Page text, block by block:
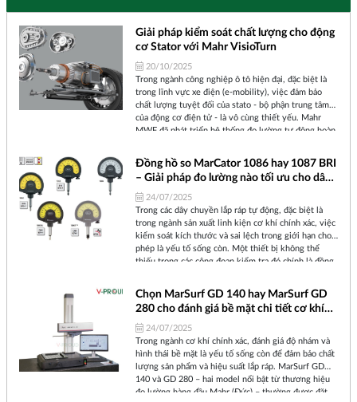
Giải pháp kiểm soát chất lượng cho động
cơ Stator với Mahr VisioTurn
20/10/2025
Trong ngành công nghiệp ô tô hiện đại, đặc biệt là
trong lĩnh vực xe điện (e-mobility), việc đảm bảo
chất lượng tuyệt đối của stato - bộ phận trung tâm
của động cơ điện tử - là vô cùng thiết yếu. Mahr
MWF đã phát triển hệ thống đo lường tự động hoàn
testing) các stato, đảm bảo sự ổn định và độ tin cậy
trong quá trình sản xuất hàng loạt.
Đồng hồ so MarCator 1086 hay 1087 BRI
– Giải pháp đo lường nào tối ưu cho dây
chuyền lắp ráp tự động?
24/07/2025
Trong các dây chuyền lắp ráp tự động, đặc biệt là
trong ngành sản xuất linh kiện cơ khí chính xác, việc
kiểm soát kích thước và sai lệch trong giới hạn cho
phép là yếu tố sống còn. Một thiết bị không thể
thiếu trong các công đoạn kiểm tra đó chính là đồng
so MarCator 1086 và MarCator 1087 BRI thường
được các kỹ sư cân nhắc sử dụng. Vậy, đâu là lựa
chọn tối ưu cho dây chuyền sản xuất hiện đại?
Chọn MarSurf GD 140 hay MarSurf GD
280 cho đánh giá bề mặt chi tiết cơ khí
chính xác?
24/07/2025
Trong ngành cơ khí chính xác, đánh giá độ nhám và
hình thái bề mặt là yếu tố sống còn để đảm bảo chất
lượng sản phẩm và hiệu suất lắp ráp. MarSurf GD
140 và GD 280 – hai model nổi bật từ thương hiệu
đo lường hàng đầu Mahr (Đức) – thường được đặt